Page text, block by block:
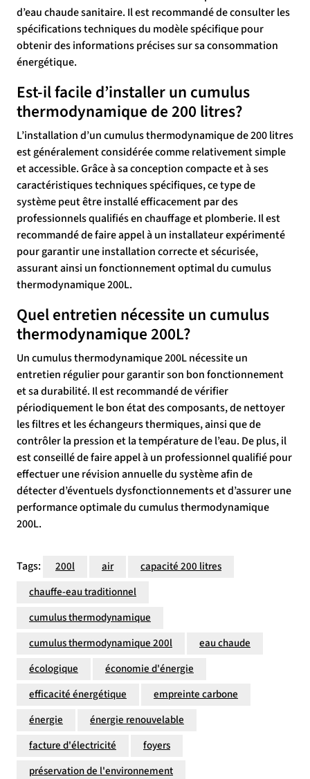
d’eau chaude sanitaire. Il est recommandé de consulter les
spécifications techniques du modèle spécifique pour
obtenir des informations précises sur sa consommation
énergétique.
Est-il facile d’installer un cumulus
thermodynamique de 200 litres?
L’installation d’un cumulus thermodynamique de 200 litres
est généralement considérée comme relativement simple
et accessible. Grâce à sa conception compacte et à ses
caractéristiques techniques spécifiques, ce type de
système peut être installé efficacement par des
professionnels qualifiés en chauffage et plomberie. Il est
recommandé de faire appel à un installateur expérimenté
pour garantir une installation correcte et sécurisée,
assurant ainsi un fonctionnement optimal du cumulus
thermodynamique 200L.
Quel entretien nécessite un cumulus
thermodynamique 200L?
Un cumulus thermodynamique 200L nécessite un
entretien régulier pour garantir son bon fonctionnement
et sa durabilité. Il est recommandé de vérifier
périodiquement le bon état des composants, de nettoyer
les filtres et les échangeurs thermiques, ainsi que de
contrôler la pression et la température de l’eau. De plus, il
est conseillé de faire appel à un professionnel qualifié pour
effectuer une révision annuelle du système afin de
détecter d’éventuels dysfonctionnements et d’assurer une
performance optimale du cumulus thermodynamique
200L.
Tags: 200l air
capacité 200 litres
chauffe-eau traditionnel
cumulus thermodynamique
cumulus thermodynamique 200l
eau chaude
écologique
économie d'énergie
efficacité énergétique
empreinte carbone
énergie
énergie renouvelable
facture d'électricité
foyers
préservation de l'environnement